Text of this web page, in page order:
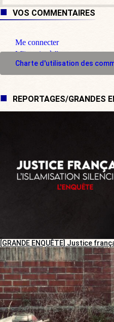
VOS COMMENTAIRES
Me connecter
M'inscrire à l'espace
Charte d'utilisation des
REPORTAGES/GRANDES
[GRANDE ENQUÊTE] Justice